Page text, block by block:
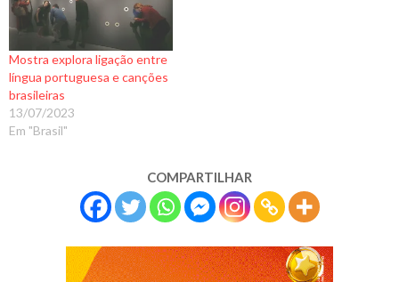
Mostra explora ligação entre
língua portuguesa e canções
brasileiras
13/07/2023
Em "Brasil"
COMPARTILHAR